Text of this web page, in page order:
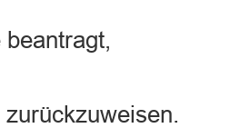
beantragt,